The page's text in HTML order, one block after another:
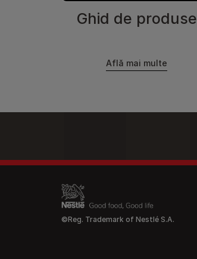
Ghid de produse
Află mai multe
©Reg. Trademark of Nestlé S.A.